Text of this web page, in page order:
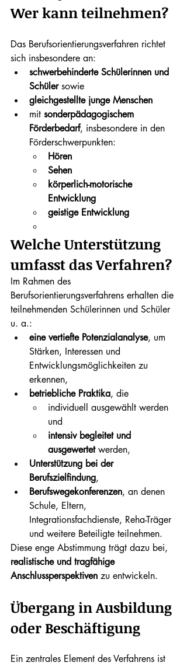
Wer kann teilnehmen?
Das Berufsorientierungsverfahren richtet
sich insbesondere an:
schwerbehinderte Schülerinnen und
Schüler sowie
gleichgestellte junge Menschen
mit sonderpädagogischem
Förderbedarf, insbesondere in den
Förderschwerpunkten:
Hören
Sehen
körperlich-motorische
Entwicklung
geistige Entwicklung
Welche Unterstützung
umfasst das Verfahren?
Im Rahmen des
Berufsorientierungsverfahrens erhalten die
teilnehmenden Schülerinnen und Schüler
u. a.:
eine vertiefte Potenzialanalyse, um
Stärken, Interessen und
Entwicklungsmöglichkeiten zu
erkennen,
betriebliche Praktika, die
individuell ausgewählt werden
und
intensiv begleitet und
ausgewertet werden,
Unterstützung bei der
Berufszielfindung,
Berufswegekonferenzen, an denen
Schule, Eltern,
Integrationsfachdienste, Reha-Träger
und weitere Beteiligte teilnehmen.
Diese enge Abstimmung trägt dazu bei,
realistische und tragfähige
Anschlussperspektiven zu entwickeln.
Übergang in Ausbildung
oder Beschäftigung
Ein zentrales Element des Verfahrens ist